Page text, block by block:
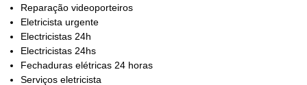
Reparação videoporteiros
Eletricista urgente
Electricistas 24h
Electricistas 24hs
Fechaduras elétricas 24 horas
Serviços eletricista